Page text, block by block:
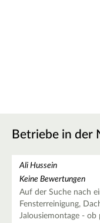
Betriebe in der
Ali Hussein
Keine Bewertungen
Auf der Suche nach
Fensterreinigung,
Jalousiemontage - ob